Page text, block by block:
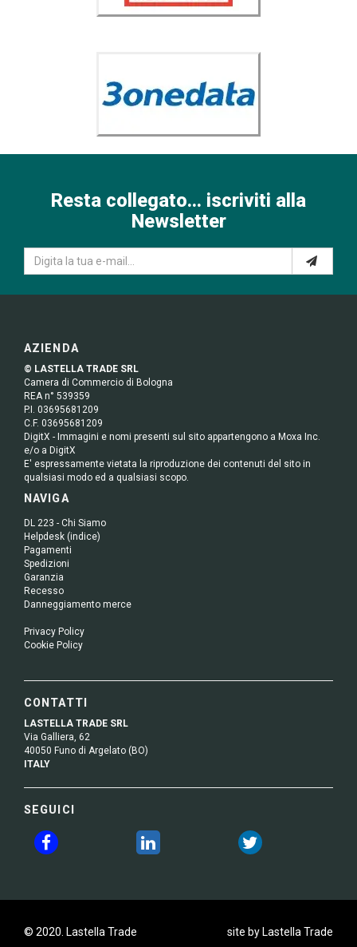
Resta collegato... iscriviti alla
Newsletter
AZIENDA
© LASTELLA TRADE SRL
Camera di Commercio di Bologna
REA n° 539359
P.I. 03695681209
C.F. 03695681209
DigitX - Immagini e nomi presenti sul sito appartengono a Moxa Inc.
e/o a DigitX
E' espressamente vietata la riproduzione dei contenuti del sito in
qualsiasi modo ed a qualsiasi scopo.
NAVIGA
DL 223 - Chi Siamo
Helpdesk (indice)
Pagamenti
Spedizioni
Garanzia
Recesso
Danneggiamento merce
Privacy Policy
Cookie Policy
CONTATTI
LASTELLA TRADE SRL
Via Galliera, 62
40050 Funo di Argelato (BO)
ITALY
SEGUICI
© 2020. Lastella Trade site by Lastella Trade